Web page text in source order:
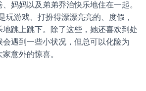
妈妈以及弟弟乔治快乐地住在一起。
玩游戏、打扮得漂漂亮亮的、度假，
地跳上跳下。除了这些，她还喜欢到处
遇到一些小状况，但总可以化险为
意外的惊喜。